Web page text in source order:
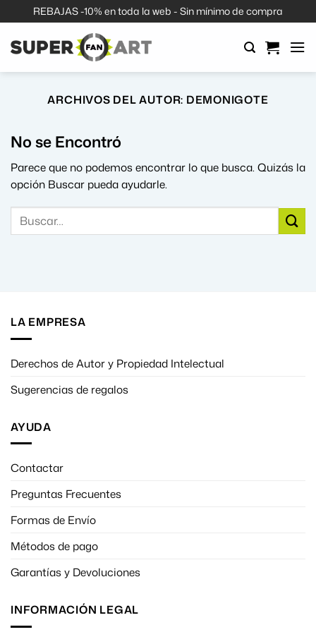
al
contenido
REBAJAS -10% en toda la web - Sin mínimo de compra
ARCHIVOS DEL AUTOR: DEMONIGOTE
No se Encontró
Parece que no podemos encontrar lo que busca. Quizás la
opción Buscar pueda ayudarle.
LA EMPRESA
Derechos de Autor y Propiedad Intelectual
Sugerencias de regalos
AYUDA
Contactar
Preguntas Frecuentes
Formas de Envío
Métodos de pago
Garantías y Devoluciones
INFORMACIÓN LEGAL